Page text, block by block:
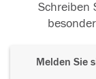
Schreiben
Melden Sie